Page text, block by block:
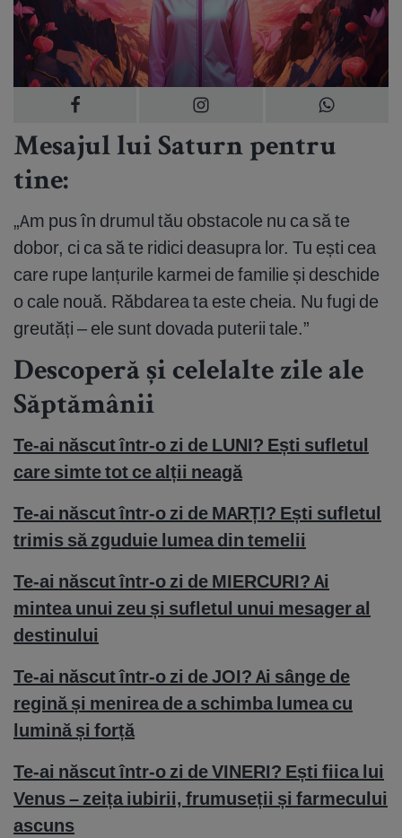
Mesajul lui Saturn pentru
tine:
„Am pus în drumul tău obstacole nu ca să te
dobor, ci ca să te ridici deasupra lor. Tu ești cea
care rupe lanțurile karmei de familie și deschide
o cale nouă. Răbdarea ta este cheia. Nu fugi de
greutăți – ele sunt dovada puterii tale.”
Descoperă și celelalte zile ale
Săptămânii
Te-ai născut într-o zi de LUNI? Ești sufletul
care simte tot ce alții neagă
Te-ai născut într-o zi de MARȚI? Ești sufletul
trimis să zguduie lumea din temelii
Te-ai născut într-o zi de MIERCURI? Ai
mintea unui zeu și sufletul unui mesager al
destinului
Te-ai născut într-o zi de JOI? Ai sânge de
regină și menirea de a schimba lumea cu
lumină și forță
Te-ai născut într-o zi de VINERI? Ești fiica lui
Venus – zeița iubirii, frumuseții și farmecului
ascuns